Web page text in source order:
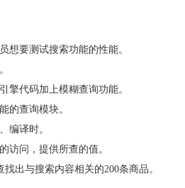
想要测试搜索功能的性能。
代码加上模糊查询功能。
查询模块。
译时。
问，提供所查的值。
出与搜索内容相关的200条商品。